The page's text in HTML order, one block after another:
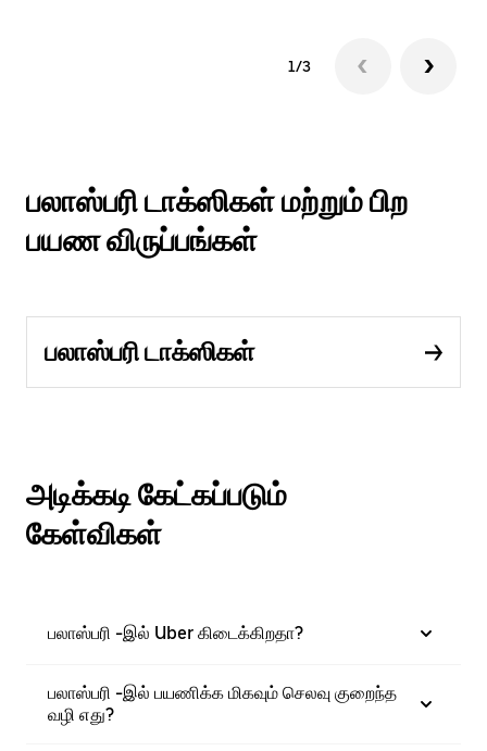
1/3
பலாஸ்பரி டாக்ஸிகள் மற்றும் பிற
பயண விருப்பங்கள்
பலாஸ்பரி டாக்ஸிகள்
அடிக்கடி கேட்கப்படும்
கேள்விகள்
பலாஸ்பரி -இல் Uber கிடைக்கிறதா?
பலாஸ்பரி -இல் பயணிக்க மிகவும் செலவு குறைந்த
வழி எது?